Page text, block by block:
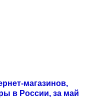
магазинов,
в России, за май